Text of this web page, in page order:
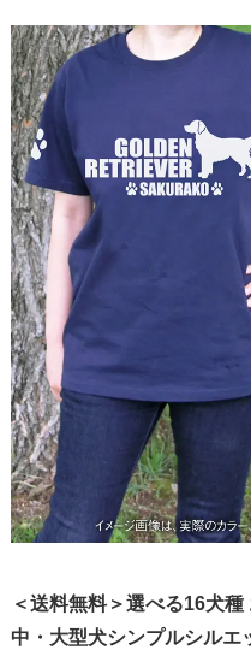
＜送料無料＞選べる16犬種
中・大型犬シンプルシルエ